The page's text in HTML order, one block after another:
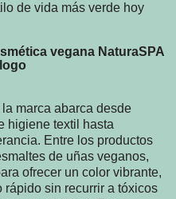
de vida más verde hoy
vegana NaturaSPA
marca abarca desde
higiene textil hasta
Entre los productos
de uñas veganos,
ofrecer un color vibrante,
rápido sin recurrir a tóxicos